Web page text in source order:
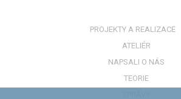
PROJEKTY A REALIZACE
ATELIÉR
NAPSALI O NÁS
TEORIE